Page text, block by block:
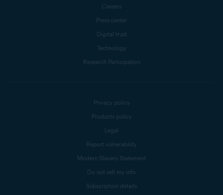
Careers
Press center
Digital trust
Technology
Research Participation
Privacy policy
Products policy
Legal
Report vulnerability
Modern Slavery Statement
Do not sell my info
Subscription details